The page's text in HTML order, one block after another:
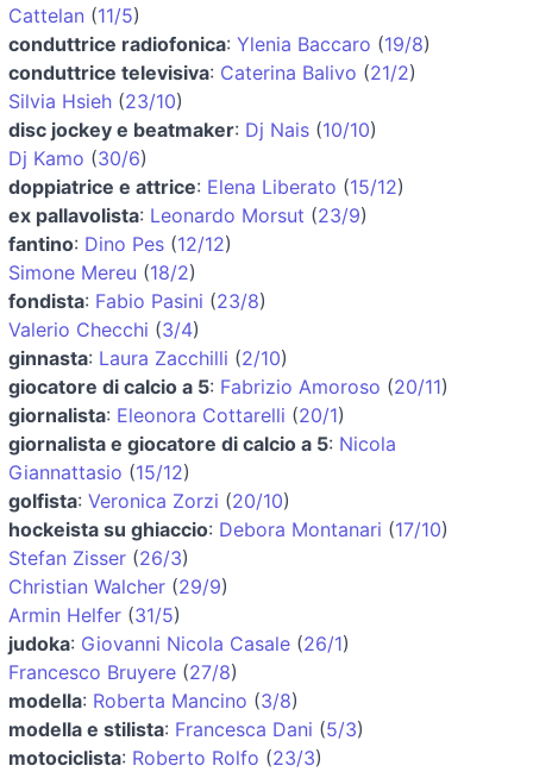
Cattelan (11/5)
conduttrice radiofonica: Ylenia Baccaro (19/8)
conduttrice televisiva: Caterina Balivo (21/2)
Silvia Hsieh (23/10)
disc jockey e beatmaker: Dj Nais (10/10)
Dj Kamo (30/6)
doppiatrice e attrice: Elena Liberato (15/12)
ex pallavolista: Leonardo Morsut (23/9)
fantino: Dino Pes (12/12)
Simone Mereu (18/2)
fondista: Fabio Pasini (23/8)
Valerio Checchi (3/4)
ginnasta: Laura Zacchilli (2/10)
giocatore di calcio a 5: Fabrizio Amoroso (20/11)
giornalista: Eleonora Cottarelli (20/1)
giornalista e giocatore di calcio a 5: Nicola
Giannattasio (15/12)
golfista: Veronica Zorzi (20/10)
hockeista su ghiaccio: Debora Montanari (17/10)
Stefan Zisser (26/3)
Christian Walcher (29/9)
Armin Helfer (31/5)
judoka: Giovanni Nicola Casale (26/1)
Francesco Bruyere (27/8)
modella: Roberta Mancino (3/8)
modella e stilista: Francesca Dani (5/3)
motociclista: Roberto Rolfo (23/3)